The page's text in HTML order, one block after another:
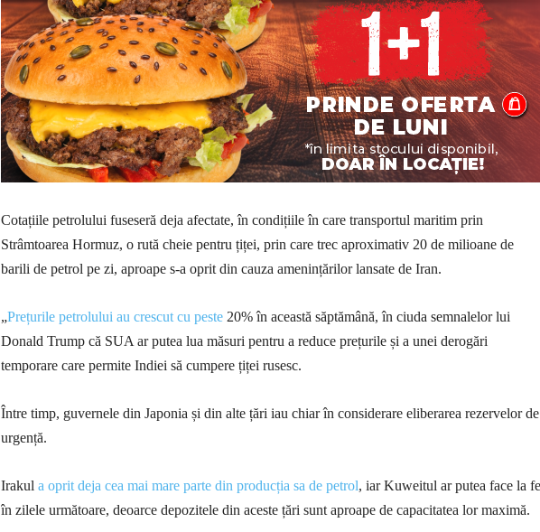
Cotațiile petrolului fuseseră deja afectate, în condițiile în care transportul maritim prin
Strâmtoarea Hormuz, o rută cheie pentru țiței, prin care trec aproximativ 20 de milioane de
barili de petrol pe zi, aproape s-a oprit din cauza amenințărilor lansate de Iran.
„Prețurile petrolului au crescut cu peste 20% în această săptămână, în ciuda semnalelor lui
Donald Trump că SUA ar putea lua măsuri pentru a reduce prețurile și a unei derogări
temporare care permite Indiei să cumpere țiței rusesc.
Între timp, guvernele din Japonia și din alte țări iau chiar în considerare eliberarea rezervelor de
urgență.
Irakul a oprit deja cea mai mare parte din producția sa de petrol, iar Kuweitul ar putea face la
în zilele următoare, deoarce depozitele din aceste țări sunt aproape de capacitatea lor maximă.